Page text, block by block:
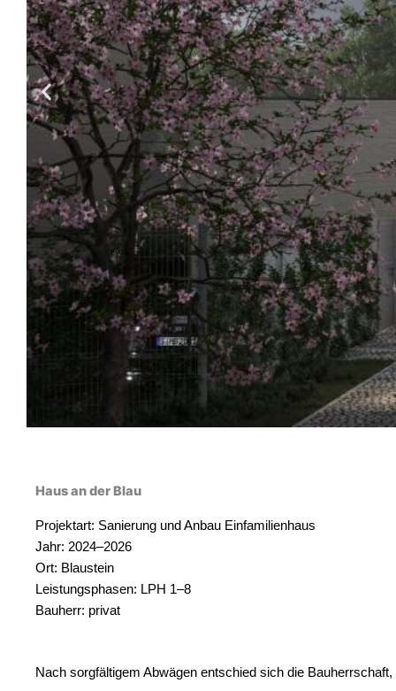
Haus an der Blau
Projektart: Sanierung und Anbau Einfamilienhaus
Jahr: 2024–2026
Ort: Blaustein
Leistungsphasen: LPH 1–8
Bauherr: privat
Nach sorgfältigem Abwägen entschied sich die